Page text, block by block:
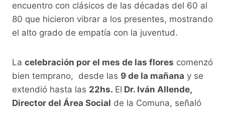
encuentro con clásicos de las décadas del 60 al
80 que hicieron vibrar a los presentes, mostrando
el alto grado de empatía con la juventud.
La celebración por el mes de las flores comenzó
bien temprano, desde las 9 de la mañana y se
extendió hasta las 22hs. El Dr. Iván Allende,
Director del Área Social de la Comuna, señaló